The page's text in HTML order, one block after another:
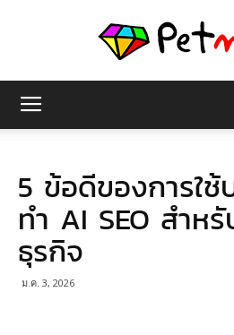
มายา
5 ข้อดีของการใช้
ทำ AI SEO สำหรั
ธุรกิจ
ม.ค. 3, 2026